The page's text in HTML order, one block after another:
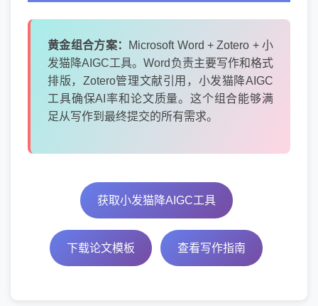
黄金组合方案： Microsoft Word + Zotero + 小
发猫降AIGC工具。Word负责主要写作和格式
排版，Zotero管理文献引用，小发猫降AIGC
工具确保AI率和论文质量。这个组合能够满
足从写作到最终提交的所有需求。
获取小发猫降AIGC工具
下载论文模板 查看写作指南